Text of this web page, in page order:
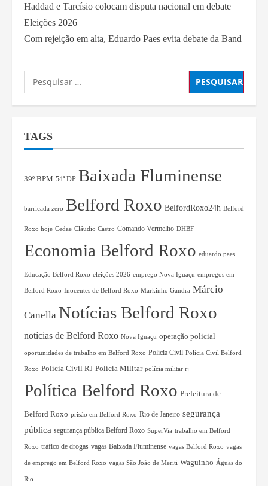
Haddad e Tarcísio colocam disputa nacional em debate |
Eleições 2026
Com rejeição em alta, Eduardo Paes evita debate da Band
TAGS
39º BPM 54ª DP Baixada Fluminense
barricada zero Belford Roxo BelfordRoxo24h Belford
Roxo hoje Cedae Cláudio Castro Comando Vermelho DHBF
Economia Belford Roxo eduardo paes
Educação Belford Roxo eleições 2026 emprego Nova Iguaçu empregos em
Belford Roxo Inocentes de Belford Roxo Markinho Gandra Márcio
Canella Notícias Belford Roxo
notícias de Belford Roxo Nova Iguaçu operação policial
oportunidades de trabalho em Belford Roxo Polícia Civil Polícia Civil Belford
Roxo Polícia Civil RJ Polícia Militar polícia militar rj
Política Belford Roxo Prefeitura de
Belford Roxo prisão em Belford Roxo Rio de Janeiro segurança
pública segurança pública Belford Roxo SuperVia trabalho em Belford
Roxo tráfico de drogas vagas Baixada Fluminense vagas Belford Roxo vagas
de emprego em Belford Roxo vagas São João de Meriti Waguinho Águas do
Rio